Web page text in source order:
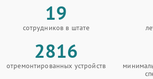
19
сотрудников в штате
2816
отремонтированных устройств